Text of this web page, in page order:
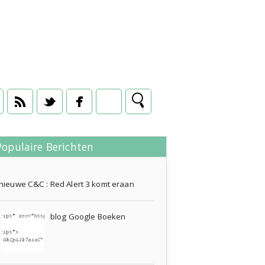
Berichten
C&C : Red Alert 3 komt eraan
blog Google Boeken